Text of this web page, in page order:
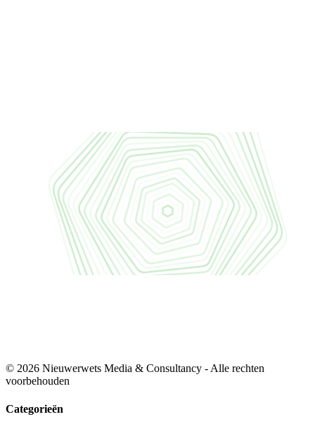
© 2026 Nieuwerwets Media & Consultancy - Alle rechten
voorbehouden
Categorieën